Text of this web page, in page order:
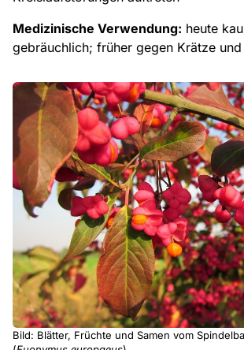
Medizinische Verwendung: heute
gebräuchlich; früher gegen Krätze
Bild: Blätter, Früchte und Samen vom